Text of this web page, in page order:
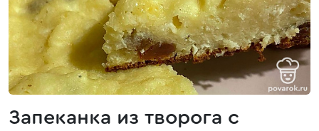
Запеканка из творога с